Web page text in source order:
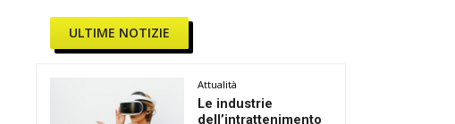
ULTIME NOTIZIE
Attualità
Le industrie
dell’intrattenimento